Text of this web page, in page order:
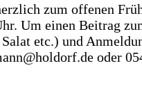
zum offenen
Um einen Beitrag
etc.) und
oder